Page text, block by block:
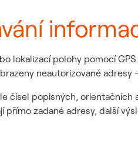
lokalizací polohy pomocí
neautorizované
čísel popisných, orientačních
přímo zadané adresy, další